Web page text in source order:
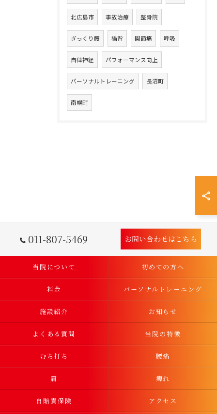
北広島市 事故治療 整骨院
ぎっくり腰 猫背 関節痛 呼吸
自律神経 パフォーマンス向上
パーソナルトレーニング 長沼町
南幌町
011-807-5469 お問い合わせはこちら
当院について 初めての方へ
料金 パーソナルトレーニング
施設紹介 お知らせ
よくある質問 当院の特徴
むち打ち 腰痛
肩 痺れ
自賠責保険 アクセス